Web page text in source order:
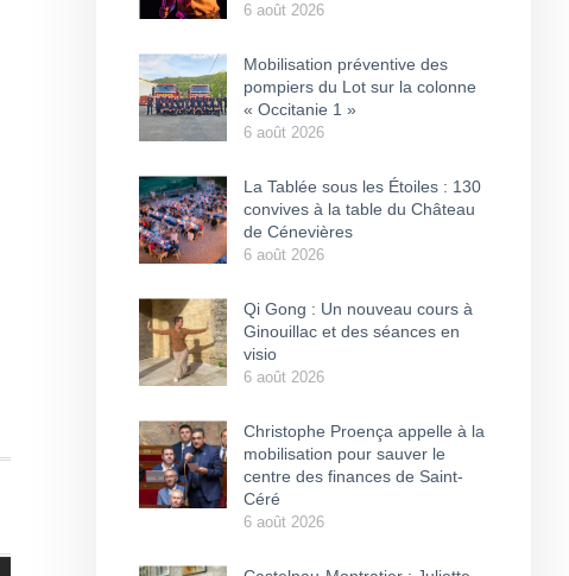
6 août 2026
Mobilisation préventive des
pompiers du Lot sur la colonne
« Occitanie 1 »
6 août 2026
La Tablée sous les Étoiles : 130
convives à la table du Château
de Cénevières
6 août 2026
Qi Gong : Un nouveau cours à
Ginouillac et des séances en
visio
6 août 2026
Christophe Proença appelle à la
mobilisation pour sauver le
centre des finances de Saint-
Céré
6 août 2026